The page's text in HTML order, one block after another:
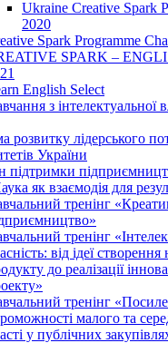
Ukraine Creative Spark
2020
Spark Programme
SPARK –
English Select
з інтелектуальної
розвитку лідерського
України
підтримки
як взаємодія для
тренінг
тренінг
від ідеї
до реалізації
тренінг
малого та
у публічних